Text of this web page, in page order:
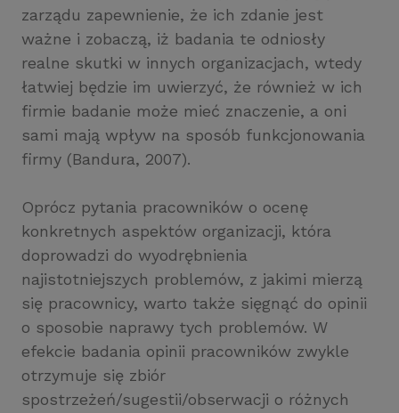
zarządu zapewnienie, że ich zdanie jest
ważne i zobaczą, iż badania te odniosły
realne skutki w innych organizacjach, wtedy
łatwiej będzie im uwierzyć, że również w ich
firmie badanie może mieć znaczenie, a oni
sami mają wpływ na sposób funkcjonowania
firmy (Bandura, 2007).
Oprócz pytania pracowników o ocenę
konkretnych aspektów organizacji, która
doprowadzi do wyodrębnienia
najistotniejszych problemów, z jakimi mierzą
się pracownicy, warto także sięgnąć do opinii
o sposobie naprawy tych problemów. W
efekcie badania opinii pracowników zwykle
otrzymuje się zbiór
spostrzeżeń/sugestii/obserwacji o różnych